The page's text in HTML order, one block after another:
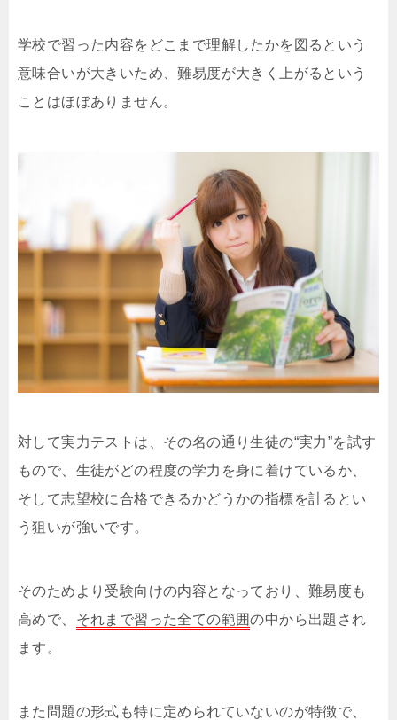
学校で習った内容をどこまで理解したかを図るという
意味合いが大きいため、難易度が大きく上がるという
ことはほぼありません。
対して実力テストは、その名の通り生徒の“実力”を試す
もので、生徒がどの程度の学力を身に着けているか、
そして志望校に合格できるかどうかの指標を計るとい
う狙いが強いです。
そのためより受験向けの内容となっており、難易度も
高めで、 それまで習った全ての範囲の中から出題され
ます。
また問題の形式も特に定められていないのが特徴で、